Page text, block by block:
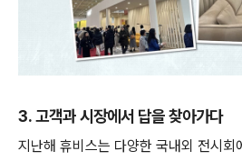
3. 고객과 시장에서 답을 찾아가다
지난해 휴비스는 다양한 국내외 전시회